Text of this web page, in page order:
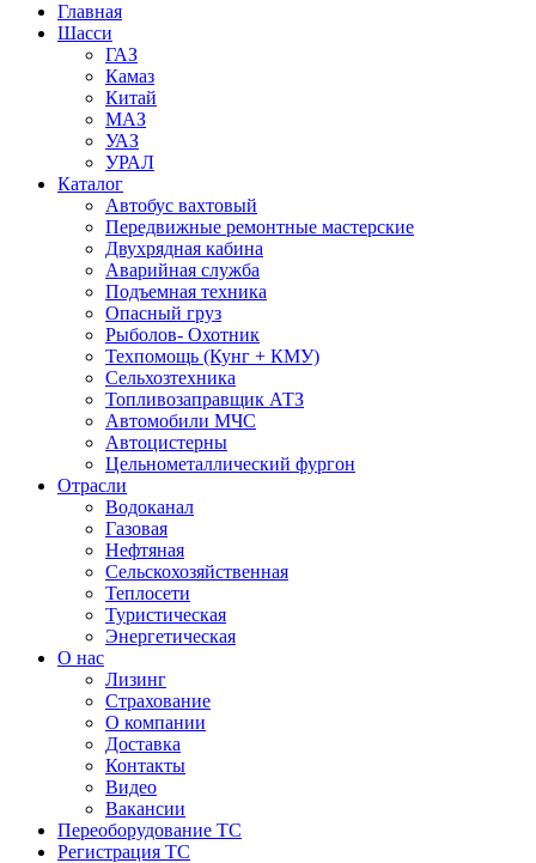
Главная
Шасси
ГАЗ
Камаз
Китай
МАЗ
УАЗ
УРАЛ
Каталог
Автобус вахтовый
Передвижные ремонтные мастерские
Двухрядная кабина
Аварийная служба
Подъемная техника
Опасный груз
Рыболов- Охотник
Техпомощь (Кунг + КМУ)
Сельхозтехника
Топливозаправщик АТЗ
Автомобили МЧС
Автоцистерны
Цельнометаллический фургон
Отрасли
Водоканал
Газовая
Нефтяная
Сельскохозяйственная
Теплосети
Туристическая
Энергетическая
О нас
Лизинг
Страхование
О компании
Доставка
Контакты
Видео
Вакансии
Переоборудование ТС
Регистрация ТС